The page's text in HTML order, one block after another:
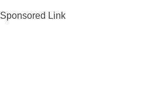
Sponsored Link